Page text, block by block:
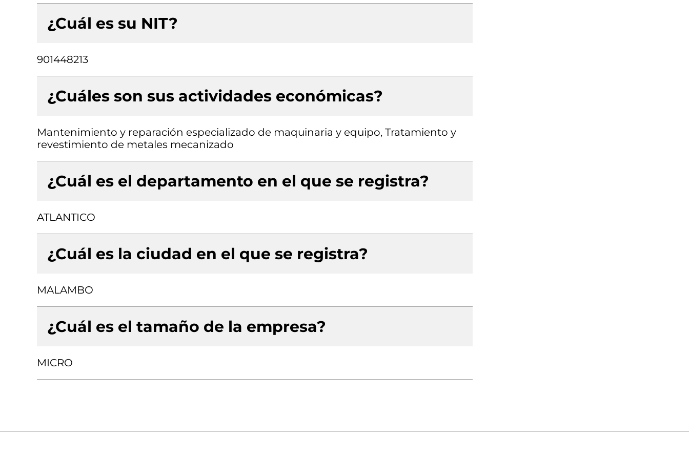
¿Cuál es su NIT?
901448213
¿Cuáles son sus actividades económicas?
Mantenimiento y reparación especializado de maquinaria y equipo, Tratamiento y
revestimiento de metales mecanizado
¿Cuál es el departamento en el que se registra?
ATLANTICO
¿Cuál es la ciudad en el que se registra?
MALAMBO
¿Cuál es el tamaño de la empresa?
MICRO